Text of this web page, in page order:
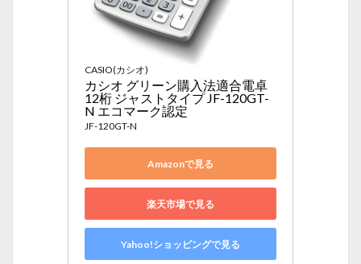
CASIO(カシオ)
カシオ グリーン購入法適合電卓
12桁 ジャストタイプ JF-120GT-
N エコマーク認定
JF-120GT-N
Amazonで見る
楽天市場で見る
Yahoo!ショッピングで見る